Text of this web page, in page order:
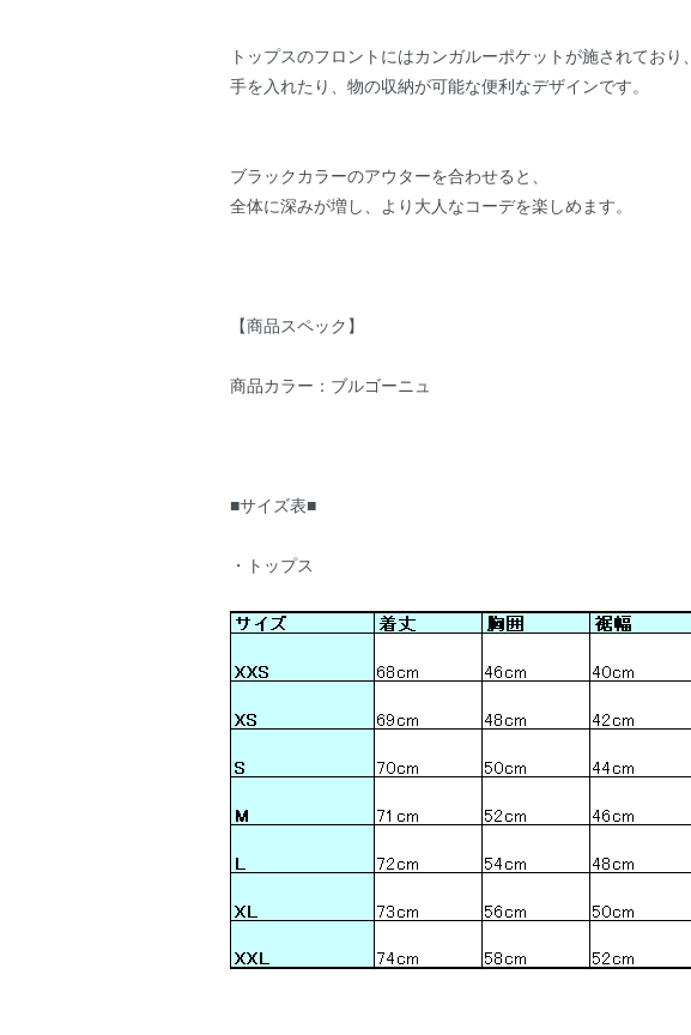
トップスのフロントにはカンガルーポケットが施されており、
手を入れたり、物の収納が可能な便利なデザインです。
ブラックカラーのアウターを合わせると、
全体に深みが増し、より大人なコーデを楽しめます。
【商品スペック】
商品カラー：ブルゴーニュ
■サイズ表■
・トップス